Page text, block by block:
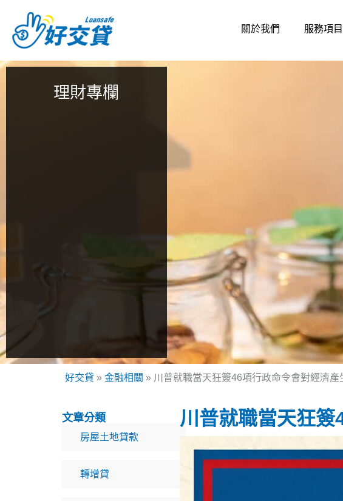
內
關於我們 服務項目
理財專欄
好交貸 » 金融相關 » 川普就職當天狂簽46項行政命令會對經濟產
文章分類
房屋土地貸款
轉增貸
川普就職當天狂